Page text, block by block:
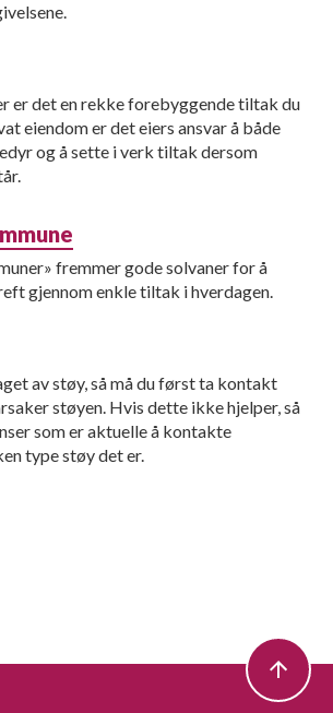
er det en rekke forebyggende tiltak du
eiendom er det eiers ansvar å både
og å sette i verk tiltak dersom
fremmer gode solvaner for å
gjennom enkle tiltak i hverdagen.
av støy, så må du først ta kontakt
støyen. Hvis dette ikke hjelper, så
som er aktuelle å kontakte
type støy det er.